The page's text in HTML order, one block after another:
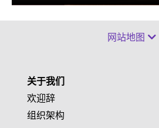
网站地图
关于我们
欢迎辞
组织架构